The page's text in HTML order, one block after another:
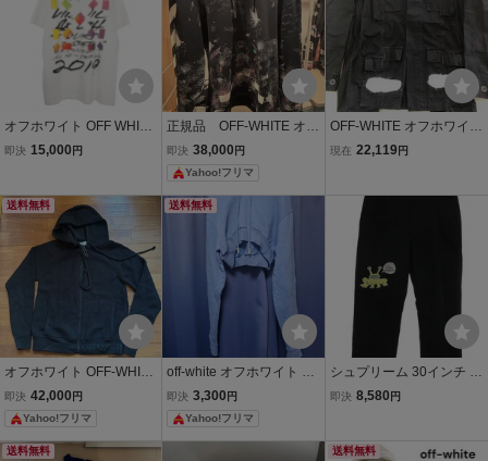
オフホワイト OFF WHITE
× フューチュラエイリア
Tシャツ カットソー 半袖
M ホワイト 白 OMA
即決 15,000 円
正規品 OFF-WHITE オフ
ホワイト コットン パーカ
ー XS ブラック 激レア
希少
即決 38,000 円
Yahoo!フリマ
OFF-WHITE オフホワイト
オーバーシャツ XSサイズ
現在 22,119円
送料無料
オフホワイト OFF-WHITE
ニット パーカー XS
即決 42,000 円
Yahoo!フリマ
送料無料
off-white オフホワイト ス
ウェット パーカー ブ
ルー
即決 3,300 円
Yahoo!フリマ
シュプリーム 30インチ 2
0SS Daniel Johnston Em
ロイダードワークロング
即決 8,580 円
送料無料 送料無料